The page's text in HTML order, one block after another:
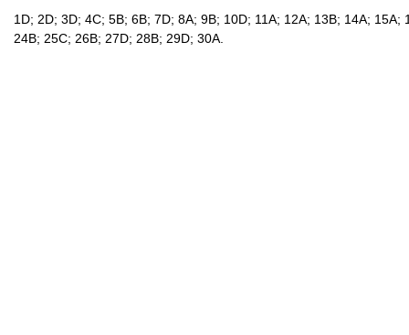
1D; 2D; 3D; 4C; 5B; 6B; 7D; 8A; 9B; 10D; 11A; 12A; 13B; 14A;
24B; 25C; 26B; 27D; 28B; 29D; 30A.